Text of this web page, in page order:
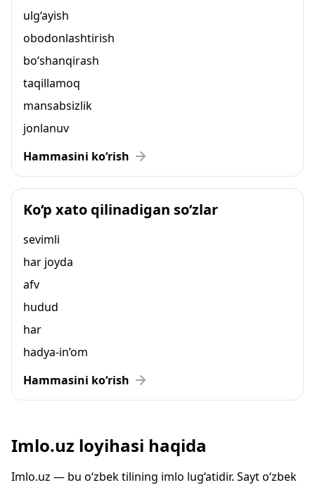
ulg‘ayish
obodonlashtirish
bo‘shanqirash
taqillamoq
mansabsizlik
jonlanuv
Hammasini ko‘rish
Ko‘p xato qilinadigan so‘zlar
sevimli
har joyda
afv
hudud
har
hadya-in’om
Hammasini ko‘rish
Imlo.uz loyihasi haqida
Imlo.uz — bu o‘zbek tilining imlo lug‘atidir. Sayt o‘zbek